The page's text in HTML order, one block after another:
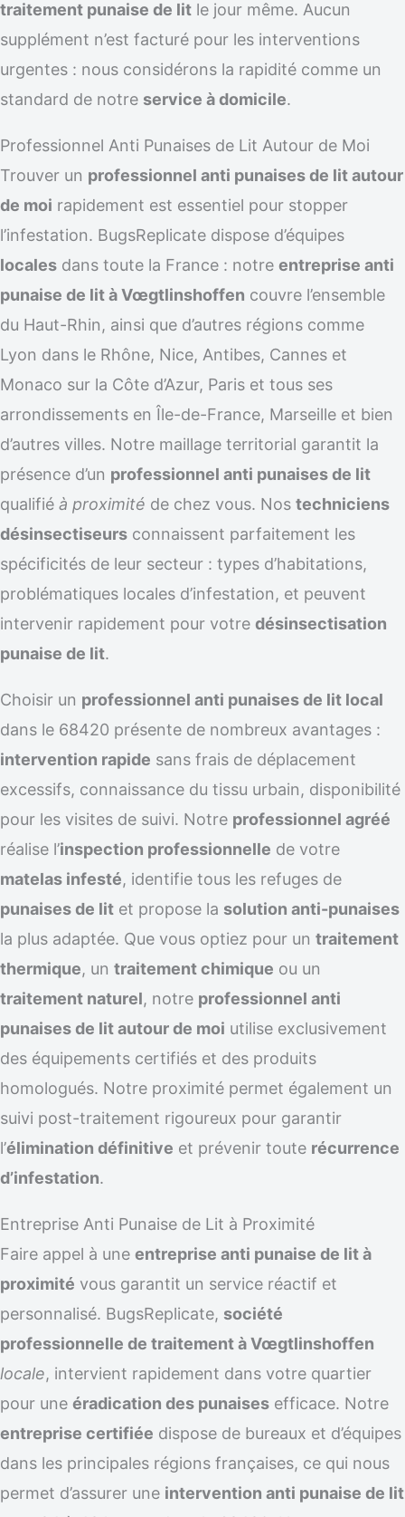
traitement punaise de lit le jour même. Aucun
supplément n’est facturé pour les interventions
urgentes : nous considérons la rapidité comme un
standard de notre service à domicile.
Professionnel Anti Punaises de Lit Autour de Moi
Trouver un professionnel anti punaises de lit autour
de moi rapidement est essentiel pour stopper
l’infestation. BugsReplicate dispose d’équipes
locales dans toute la France : notre entreprise anti
punaise de lit à Vœgtlinshoffen couvre l’ensemble
du Haut-Rhin, ainsi que d’autres régions comme
Lyon dans le Rhône, Nice, Antibes, Cannes et
Monaco sur la Côte d’Azur, Paris et tous ses
arrondissements en Île-de-France, Marseille et bien
d’autres villes. Notre maillage territorial garantit la
présence d’un professionnel anti punaises de lit
qualifié à proximité de chez vous. Nos techniciens
désinsectiseurs connaissent parfaitement les
spécificités de leur secteur : types d’habitations,
problématiques locales d’infestation, et peuvent
intervenir rapidement pour votre désinsectisation
punaise de lit.
Choisir un professionnel anti punaises de lit local
dans le 68420 présente de nombreux avantages :
intervention rapide sans frais de déplacement
excessifs, connaissance du tissu urbain, disponibilité
pour les visites de suivi. Notre professionnel agréé
réalise l’inspection professionnelle de votre
matelas infesté, identifie tous les refuges de
punaises de lit et propose la solution anti-punaises
la plus adaptée. Que vous optiez pour un traitement
thermique, un traitement chimique ou un
traitement naturel, notre professionnel anti
punaises de lit autour de moi utilise exclusivement
des équipements certifiés et des produits
homologués. Notre proximité permet également un
suivi post-traitement rigoureux pour garantir
l’élimination définitive et prévenir toute récurrence
d’infestation.
Entreprise Anti Punaise de Lit à Proximité
Faire appel à une entreprise anti punaise de lit à
proximité vous garantit un service réactif et
personnalisé. BugsReplicate, société
professionnelle de traitement à Vœgtlinshoffen
locale, intervient rapidement dans votre quartier
pour une éradication des punaises efficace. Notre
entreprise certifiée dispose de bureaux et d’équipes
dans les principales régions françaises, ce qui nous
permet d’assurer une intervention anti punaise de lit